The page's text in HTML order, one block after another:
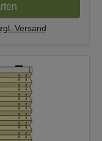
Versand